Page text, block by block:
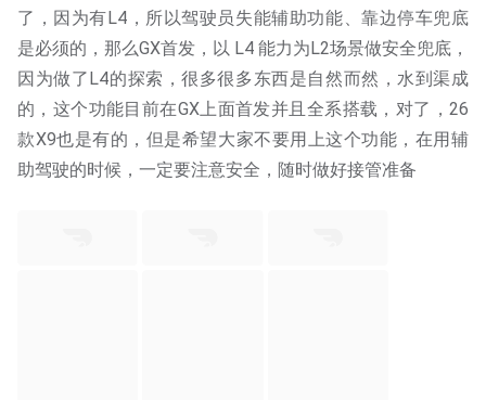
了，因为有L4，所以驾驶员失能辅助功能、靠边停车兜底
是必须的，那么GX首发，以 L4 能力为L2场景做安全兜底，
因为做了L4的探索，很多很多东西是自然而然，水到渠成
的，这个功能目前在GX上面首发并且全系搭载，对了，26
款X9也是有的，但是希望大家不要用上这个功能，在用辅
助驾驶的时候，一定要注意安全，随时做好接管准备